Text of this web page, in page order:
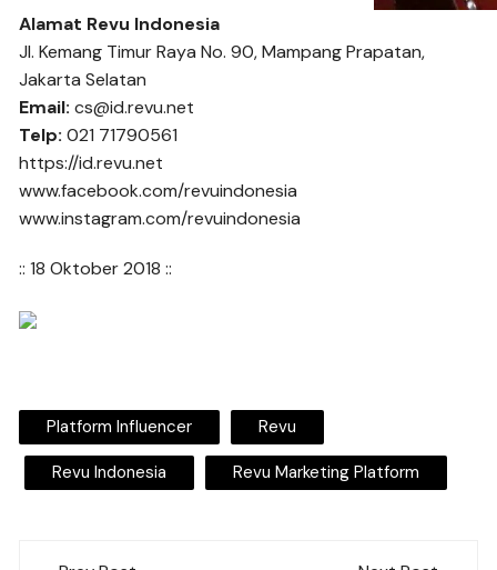
Alamat Revu Indonesia
Jl. Kemang Timur Raya No. 90, Mampang Prapatan,
Jakarta Selatan
Email: cs@id.revu.net
Telp: 021 71790561
https://id.revu.net
www.facebook.com/revuindonesia
www.instagram.com/revuindonesia
:: 18 Oktober 2018 ::
Platform Influencer Revu
Revu Indonesia Revu Marketing Platform